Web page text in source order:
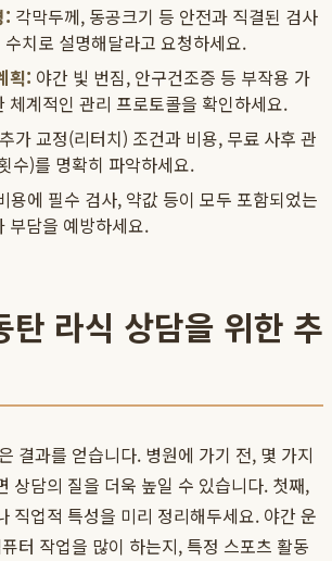
: 각막두께, 동공크기 등 안전과 직결된 검사
치로 설명해달라고 요청하세요.
획: 야간 빛 번짐, 안구건조증 등 부작용 가
체계적인 관리 프로토콜을 확인하세요.
추가 교정(리터치) 조건과 비용, 무료 사후 관
수)를 명확히 파악하세요.
용에 필수 검사, 약값 등이 모두 포함되었는
부담을 예방하세요.
탄 라식 상담을 위한 추
결과를 얻습니다. 병원에 가기 전, 몇 가지
상담의 질을 더욱 높일 수 있습니다. 첫째,
직업적 특성을 미리 정리해두세요. 야간 운
터 작업을 많이 하는지, 특정 스포츠 활동